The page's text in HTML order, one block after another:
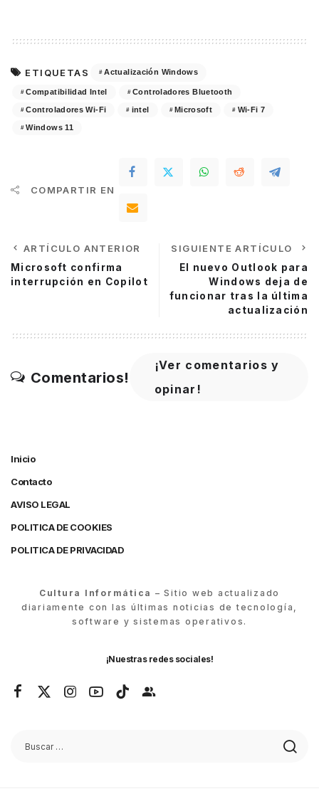
ETIQUETAS Actualización Windows
Compatibilidad Intel Controladores Bluetooth
Controladores Wi-Fi intel Microsoft Wi-Fi 7
Windows 11
COMPARTIR EN
ARTÍCULO ANTERIOR
Microsoft confirma
interrupción en Copilot
SIGUIENTE ARTÍCULO
El nuevo Outlook para
Windows deja de
funcionar tras la última
actualización
Comentarios!
¡Ver comentarios y
opinar!
Inicio
Contacto
AVISO LEGAL
POLITICA DE COOKIES
POLITICA DE PRIVACIDAD
Cultura Informática – Sitio web actualizado
diariamente con las últimas noticias de tecnología,
software y sistemas operativos.
¡Nuestras redes sociales!